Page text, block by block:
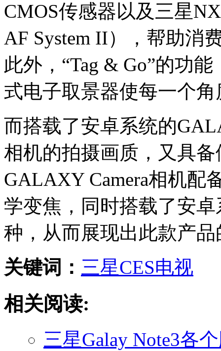
CMOS传感器以及三星
AF System II），帮助消
此外，“Tag & Go”的功
式电子取景器使每一个
而搭载了安卓系统的
相机的拍摄画质，又具
GALAXY Camera相机配
学变焦，同时搭载了安
种，从而展现出此款产
关键词： 三星CES电视
相关阅读:
三星Galay Note3各